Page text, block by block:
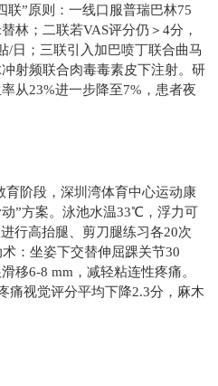
联”原则：一线口服普瑞巴林75
林；二联若VAS评分仍＞4分，
/日；三联引入加巴喷丁联合曲马
射频联合肉毒毒素皮下注射。研
从23%进一步降至7%，患者夜
育阶段，深圳湾体育中心运动康
”方案。泳池水温33℃，浮力可
行高抬腿、剪刀腿练习各20次
：坐姿下交替伸屈踝关节30
移6-8 mm，减轻粘连性疼痛。
痛视觉评分平均下降2.3分，麻木